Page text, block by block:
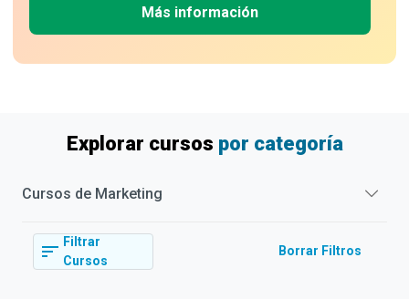
Más información
Explorar cursos por categoría
Cursos de Marketing
Filtrar
Cursos
Borrar Filtros